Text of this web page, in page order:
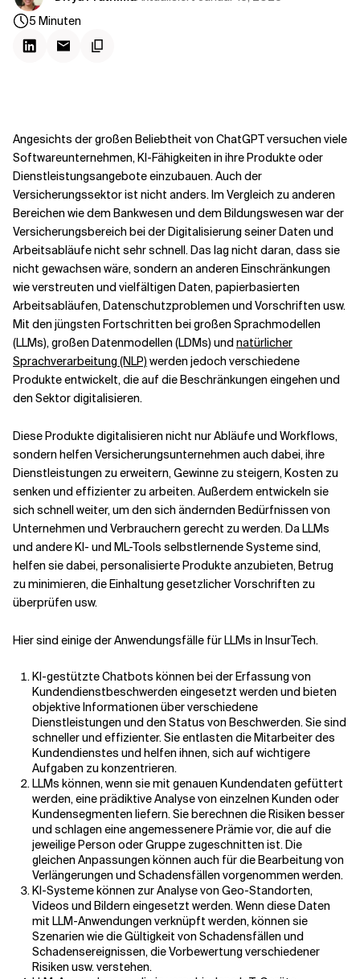
Verwandte Themen
5 Minuten
Angesichts der großen Beliebtheit von ChatGPT versuchen viele
Softwareunternehmen, KI-Fähigkeiten in ihre Produkte oder
Dienstleistungsangebote einzubauen. Auch der
Versicherungssektor ist nicht anders. Im Vergleich zu anderen
Bereichen wie dem Bankwesen und dem Bildungswesen war der
Versicherungsbereich bei der Digitalisierung seiner Daten und
Arbeitsabläufe nicht sehr schnell. Das lag nicht daran, dass sie
nicht gewachsen wäre, sondern an anderen Einschränkungen
wie verstreuten und vielfältigen Daten, papierbasierten
Arbeitsabläufen, Datenschutzproblemen und Vorschriften usw.
Mit den jüngsten Fortschritten bei großen Sprachmodellen
(LLMs), großen Datenmodellen (LDMs) und natürlicher
Sprachverarbeitung (NLP) werden jedoch verschiedene
Produkte entwickelt, die auf die Beschränkungen eingehen und
den Sektor digitalisieren.
Diese Produkte digitalisieren nicht nur Abläufe und Workflows,
sondern helfen Versicherungsunternehmen auch dabei, ihre
Dienstleistungen zu erweitern, Gewinne zu steigern, Kosten zu
senken und effizienter zu arbeiten. Außerdem entwickeln sie
sich schnell weiter, um den sich ändernden Bedürfnissen von
Unternehmen und Verbrauchern gerecht zu werden. Da LLMs
und andere KI- und ML-Tools selbstlernende Systeme sind,
helfen sie dabei, personalisierte Produkte anzubieten, Betrug
zu minimieren, die Einhaltung gesetzlicher Vorschriften zu
überprüfen usw.
Hier sind einige der Anwendungsfälle für LLMs in InsurTech.
KI-gestützte Chatbots können bei der Erfassung von
Kundendienstbeschwerden eingesetzt werden und bieten
objektive Informationen über verschiedene
Dienstleistungen und den Status von Beschwerden. Sie sind
schneller und effizienter. Sie entlasten die Mitarbeiter des
Kundendienstes und helfen ihnen, sich auf wichtigere
Aufgaben zu konzentrieren.
LLMs können, wenn sie mit genauen Kundendaten gefüttert
werden, eine prädiktive Analyse von einzelnen Kunden oder
Kundensegmenten liefern. Sie berechnen die Risiken besser
und schlagen eine angemessenere Prämie vor, die auf die
jeweilige Person oder Gruppe zugeschnitten ist. Die
gleichen Anpassungen können auch für die Bearbeitung von
Verlängerungen und Schadensfällen vorgenommen werden.
KI-Systeme können zur Analyse von Geo-Standorten,
Videos und Bildern eingesetzt werden. Wenn diese Daten
mit LLM-Anwendungen verknüpft werden, können sie
Szenarien wie die Gültigkeit von Schadensfällen und
Schadensereignissen, die Vorbewertung verschiedener
Risiken usw. verstehen.